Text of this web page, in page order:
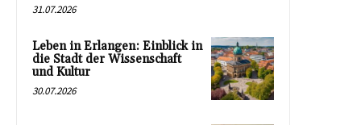
31.07.2026
Leben in Erlangen: Einblick in
die Stadt der Wissenschaft
und Kultur
30.07.2026